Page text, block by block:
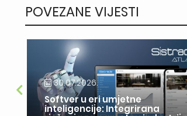
POVEZANE VIJESTI
30.07.2026.
Softver u eri umjetne
inteligencije: Integrirana